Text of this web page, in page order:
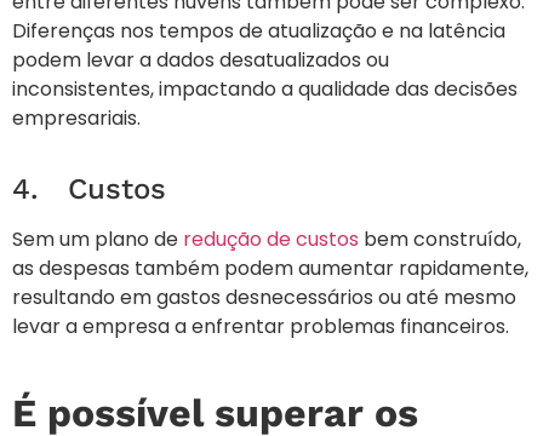
Diferenças nos tempos de atualização e na latência
podem levar a dados desatualizados ou
inconsistentes, impactando a qualidade das decisões
empresariais.
4. Custos
Sem um plano de redução de custos bem construído,
as despesas também podem aumentar rapidamente,
resultando em gastos desnecessários ou até mesmo
levar a empresa a enfrentar problemas financeiros.
É possível superar os